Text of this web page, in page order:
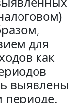
для
как
выявлены
периоде.